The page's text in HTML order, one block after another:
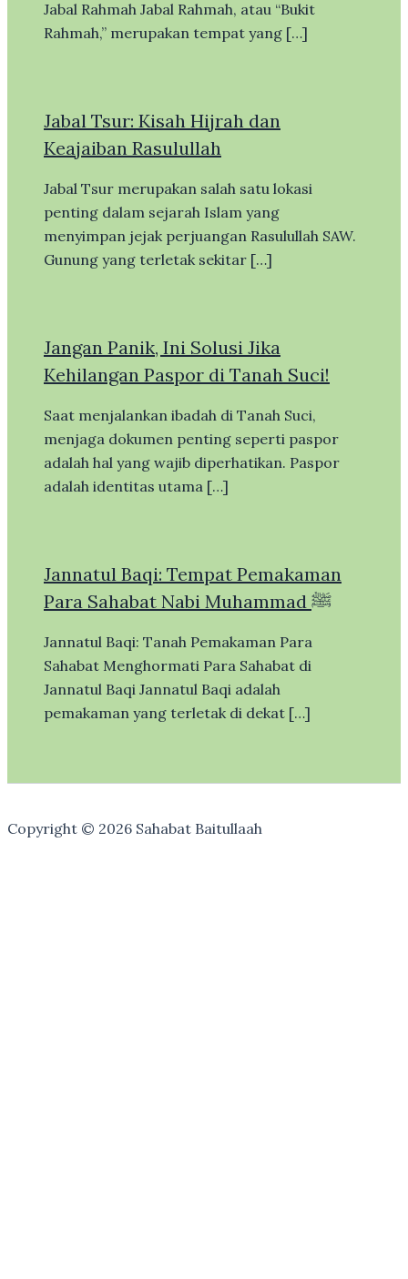
Jabal Rahmah Jabal Rahmah, atau “Bukit
Rahmah,” merupakan tempat yang […]
Jabal Tsur: Kisah Hijrah dan
Keajaiban Rasulullah
Jabal Tsur merupakan salah satu lokasi
penting dalam sejarah Islam yang
menyimpan jejak perjuangan Rasulullah SAW.
Gunung yang terletak sekitar […]
Jangan Panik, Ini Solusi Jika
Kehilangan Paspor di Tanah Suci!
Saat menjalankan ibadah di Tanah Suci,
menjaga dokumen penting seperti paspor
adalah hal yang wajib diperhatikan. Paspor
adalah identitas utama […]
Jannatul Baqi: Tempat Pemakaman
Para Sahabat Nabi Muhammad ﷺ
Jannatul Baqi: Tanah Pemakaman Para
Sahabat Menghormati Para Sahabat di
Jannatul Baqi Jannatul Baqi adalah
pemakaman yang terletak di dekat […]
Copyright © 2026 Sahabat Baitullaah